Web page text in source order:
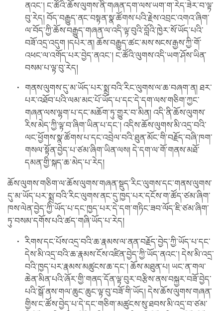
ནའང་། ང་ཚོའི་ཆོས་ལུགས་ནི་གཞན་དག་ལས་ཡག་ག་རེད་ཟེར་བ་ལྟ་
བུ་རེད། བོད་བརྒྱུད་ནང་བསྟན་སྣ་ཚོགས་པའི་རྗེས་འབྲང་འགའ་ཞིག་
ལ་བོད་ཀྱི་ཆོས་བརྒྱུད་གཞན་ལ་འདི་ལྟ་བུའི་བློའི་ཁྱེར་སོ་ཡོད་པའི་
བཟོ་འདྲ་འདུག །དཔེར་ན། ཆོས་བརྒྱུད་ཚང་མས་སངས་རྒྱས་ཀྱི་གོ་
འཕང་ལ་འགོད་པར་བྱེད་ནའང་། ང་ཚོའི་ལུགས་འདི་ཡག་ཤོས་ཡིན་
བསམ་པ་ལྟ་བུ་རེད།
གནས་ལུགས་དུ་མ་ཡོད་པར་སྨྲ་བའི་རིང་ལུགས་ལ་ཆ་བཞག་ན། ཐར་
པར་འཐོབ་པའི་ལམ་མང་པོ་ཡོད་པ་དང་དེ་དག་ལས་གཅིག་ཀྱང་
གཞན་ལས་ལྷག་པ་དང་མཆོག་ཏུ་གྱུར་བ་མིན། འདི་ནི་ཆོས་ལུགས་
རིས་མེད་ཀྱི་ལྟ་བ་ཞིག་ཡིན་པ་དང་། འདིས་ཆོས་ལུགས་མི་འདྲ་བའི་
ལང་ཕྱོགས་སྣ་ཚོགས་པ་དང་འབྲེལ་བའི་ཐུན་མོང་གི་བརྗོད་བཞི་ཁག་
གསལ་སྟོན་བྱེད་པ་ཙམ་ཞིག་ཡིན་ལས། དེ་དག་ལ་གོ་གནས་མཐོ་
དམན་གྱི་སྐད་ཆ་མེད་པ་རེད།
ཆོས་ལུགས་གཅིག་ལ་ཆོས་ལུགས་གཞན་སྡུད་རིང་ལུགས་དང་གནས་ལུགས་
དུ་མ་ཡོད་པར་སྨྲ་བའི་རིང་ལུགས་ནང་དུ་ཁྱད་པར་དངོས་ག་ཚོད་ཙམ་ཞིག་
ཁས་ལེན་བྱེད་ཀྱི་ཡོད་པ་དང་ཁྱད་པར་དེ་དག་གཏིང་ཟབ་ལོད་ཇི་ཙམ་ཞིག་
ཏུ་བསམ་དགོས་པའི་ཚད་གཞི་ཡོད་པ་རེད།
རིགས་དང་པོས་འདྲ་བའི་ཆ་རྣམས་ལ་ནན་བརྗོད་བྱེད་ཀྱི་ཡོད་པ་དང་
དེས་མི་འདྲ་བའི་ཆ་རྣམས་ངོས་འཛིན་བྱེད་ཀྱི་ཡོད་ནའང་། དེས་མི་འདྲ་
བའི་ཁྱད་པར་རྣམས་མཚུངས་ཆ་དང་། ཆོས་མཐུན་པ། ཡང་ན་གལ་
ཆེན་མིན་པའི་ཞོར་གྱི་གནད་དོན་ལྟ་བུར་བརྩིས་ནས་བསྐྱར་བཟོ་བྱེད་
པའི་སྒོ་ནས་གལ་ཆུང་ཆུང་ལྟ་བུ་བཟོ་གི་ཡོད། དེས་ཆོས་ལུགས་གཞན་
གྱིས་ང་ཚོས་བྱེད་པ་དེ་དང་གཅིག་མཚུངས་སུ་ཐབས་མི་འདྲ་བ་ཙམ་